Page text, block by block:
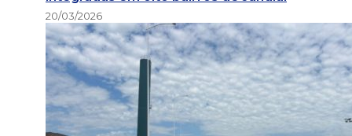
20/03/2026